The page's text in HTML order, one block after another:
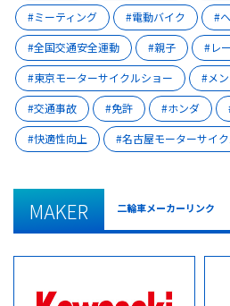
ミーティング
電動バイク
全国交通安全運動
親子
レ
東京モーターサイクルショー
メ
交通事故
免許 ホンダ
快適性向上
名古屋モーターサイ
MAKER 二輪車メーカーリンク